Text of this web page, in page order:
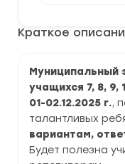
Краткое
Муниципальный
учащихся 7, 8, 9,
01-02.12.2025 г.,
талантливых
вариантам,
Будет полезна
этап
Праву
2025-
2026
г.
по
г.
Москва
задания